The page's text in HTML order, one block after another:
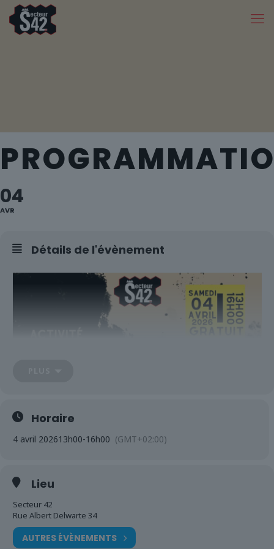
04
AVR
Détails de l'évènement
Horaire
4 avril 202613h00-16h00 (GMT+02:00)
Lieu
Secteur 42
Rue Albert Delwarte 34
AUTRES ÉVÈNEMENTS